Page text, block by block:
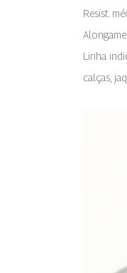
Resist.
Linha
calças,